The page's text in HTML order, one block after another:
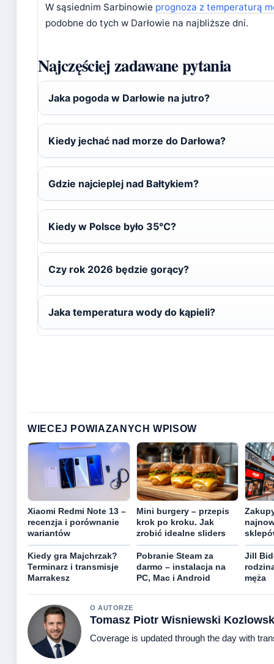
W sąsiednim Sarbinowie prognoza z temperaturą
podobne do tych w Darłowie na najbliższe dni.
Najczęściej zadawane pytania
Jaka pogoda w Darłowie na jutro?
Kiedy jechać nad morze do Darłowa?
Gdzie najcieplej nad Bałtykiem?
Kiedy w Polsce było 35°C?
Czy rok 2026 będzie gorący?
Jaka temperatura wody do kąpieli?
WIECEJ POWIAZANYCH WPISOW
Xiaomi Redmi Note 13 –
recenzja i porównanie
wariantów
Mini burgery – przepis
krok po kroku. Jak
zrobić idealne sliders
Kiedy gra Majchrzak?
Terminarz i transmisje
Marrakesz
Pobranie Steam za
darmo – instalacja na
PC, Mac i Android
Jill
męża
O AUTORZE
Tomasz Piotr Wisniewski
Coverage is updated through the day with